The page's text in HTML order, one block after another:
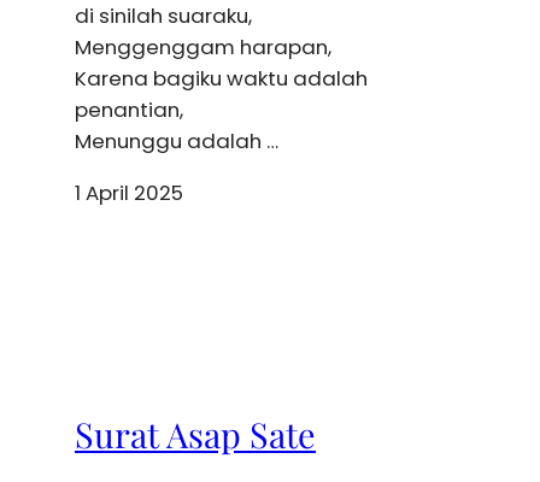
di sinilah suaraku,
Menggenggam harapan,
Karena bagiku waktu adalah
penantian,
Menunggu adalah …
1 April 2025
Surat Asap Sate